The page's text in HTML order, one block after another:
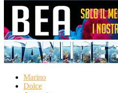
Marino
Dolce